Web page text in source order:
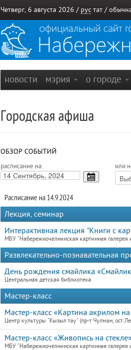
Четверг, 6 августа 2026 / рус тат /
новости мэрия о городе
Городская афиша
ОБЗОР СОБЫТИЙ
расписание на: или
Расписание на 14.9.2024
Лекция, семинар
Интерактивная лекция "Книги с
МБУ "Набережночелнинская картинная
Развлекательно-познавательная
День рождения смайлика
Центральная детская библиотека
Мастер-класс
Мастер-класс «Картина акрилом
Центр культуры "Кызыл тау" (пр-т Чулман,
Мастер-класс «Живопись на
МБУ "Набережночелнинская картинная